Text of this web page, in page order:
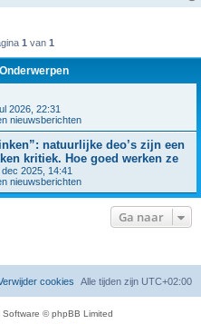
1 van 1
2026, 22:31
nieuwsberichten
natuurlijke deo’s zijn een
kritiek. Hoe goed werken ze
2025, 14:41
nieuwsberichten
Ga naar
Alle tijden zijn UTC+02:00
cookies
Software © phpBB Limited